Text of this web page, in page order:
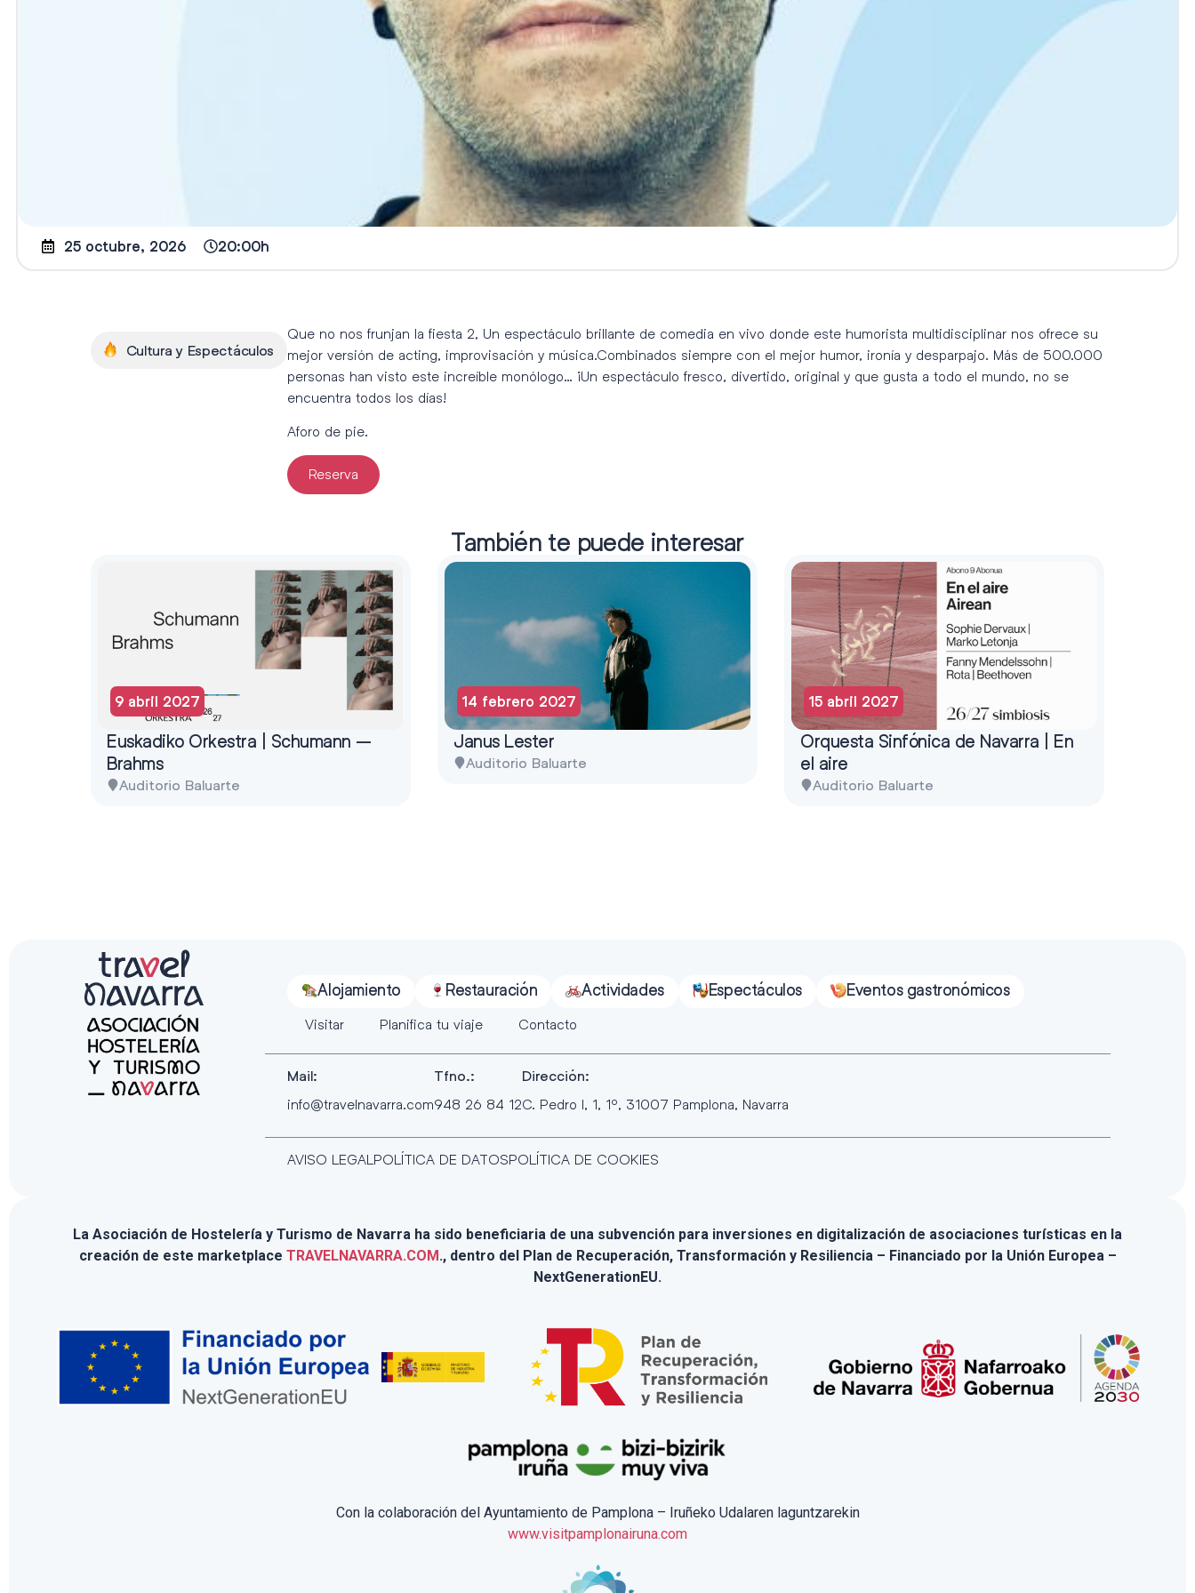
25 octubre, 2026 20:00h
Cultura y Espectáculos
Que no nos frunjan la fiesta 2, Un espectáculo brillante de comedia en vivo donde este humorista multidisciplinar nos ofrece su
mejor versión de acting, improvisación y música.Combinados siempre con el mejor humor, ironía y desparpajo. Más de 500.000
personas han visto este increíble monólogo… ¡Un espectáculo fresco, divertido, original y que gusta a todo el mundo, no se
encuentra todos los días!
Aforo de pie.
Reserva
También te puede interesar
9 abril 2027
Euskadiko Orkestra | Schumann –
Brahms
Auditorio Baluarte
14 febrero 2027
Janus Lester
Auditorio Baluarte
15 abril 2027
Orquesta Sinfónica de Navarra | En
el aire
Auditorio Baluarte
Alojamiento Restauración Actividades Espectáculos Eventos gastronómicos
Visitar Planifica tu viaje Contacto
Mail:
info@travelnavarra.com
Tfno.:
948 26 84 12
Dirección:
C. Pedro I, 1, 1º, 31007 Pamplona, Navarra
AVISO LEGAL POLÍTICA DE DATOSPOLÍTICA DE COOKIES
La Asociación de Hostelería y Turismo de Navarra ha sido beneficiaria de una subvención para inversiones en digitalización de asociaciones turísticas en la
creación de este marketplace TRAVELNAVARRA.COM., dentro del Plan de Recuperación, Transformación y Resiliencia – Financiado por la Unión Europea –
NextGenerationEU.
Con la colaboración del Ayuntamiento de Pamplona – Iruñeko Udalaren laguntzarekin
www.visitpamplonairuna.com